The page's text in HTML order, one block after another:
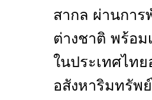
สากล ผ่านกา
ต่างชาติ พร้อม
ในประเทศไ
อสังหาริมทรัพ